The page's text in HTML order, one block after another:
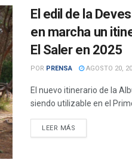
El edil de la
en marcha un
El Saler en 2025
POR PRENSA AGOSTO 20,
El nuevo itinerario de la
siendo utilizable en el
LEER MÁS